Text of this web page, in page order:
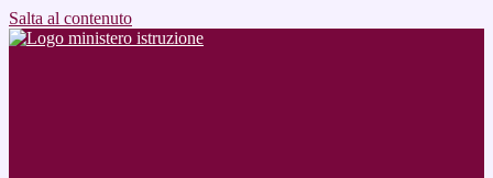
Salta al contenuto